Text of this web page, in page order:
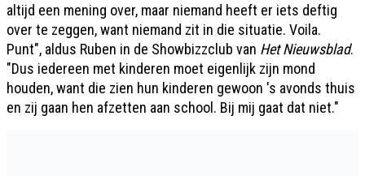
altijd een mening over, maar niemand heeft er iets deftig
over te zeggen, want niemand zit in die situatie. Voila.
Punt", aldus Ruben in de Showbizzclub van Het Nieuwsblad.
"Dus iedereen met kinderen moet eigenlijk zijn mond
houden, want die zien hun kinderen gewoon 's avonds thuis
en zij gaan hen afzetten aan school. Bij mij gaat dat niet."